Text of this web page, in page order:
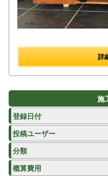
詳
施
登録日付
投稿ユーザー
分類
概算費用